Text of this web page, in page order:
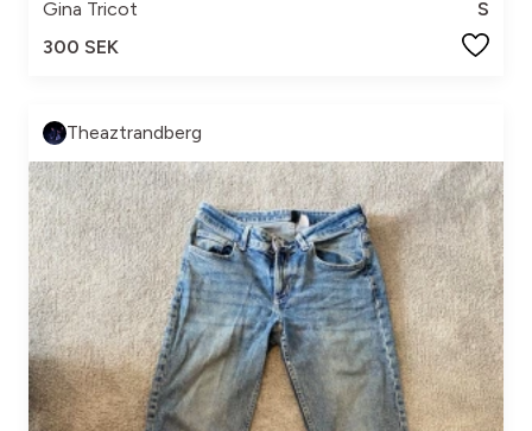
Gina Tricot
S
300 SEK
Theaztrandberg